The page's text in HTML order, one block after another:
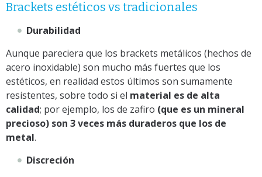
Brackets estéticos vs tradicionales
Durabilidad
Aunque pareciera que los brackets metálicos (hechos de
acero inoxidable) son mucho más fuertes que los
estéticos, en realidad estos últimos son sumamente
resistentes, sobre todo si el material es de alta
calidad; por ejemplo, los de zafiro (que es un mineral
precioso) son 3 veces más duraderos que los de
metal.
Discreción